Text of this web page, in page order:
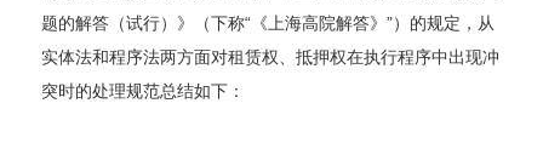
题的解答（试行）》（下称“《上海高院解答》”）的规定，从
实体法和程序法两方面对租赁权、抵押权在执行程序中出现冲
突时的处理规范总结如下：